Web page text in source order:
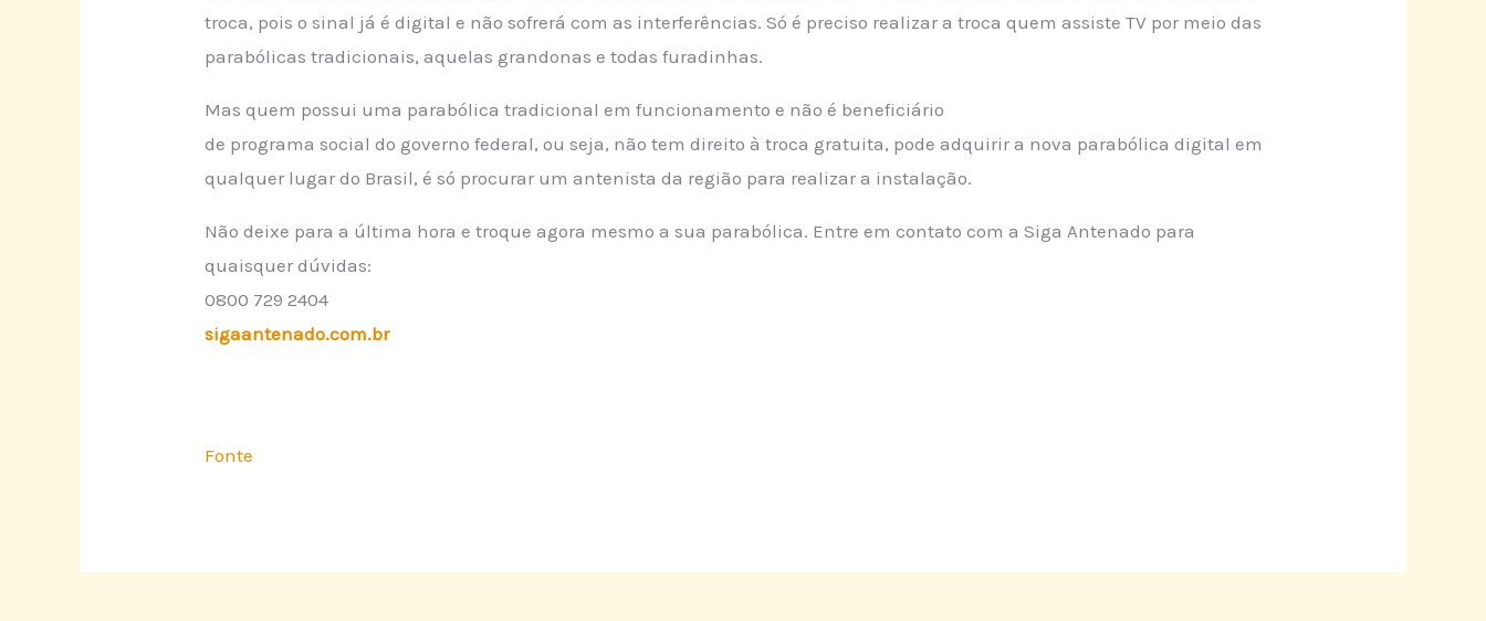
troca, pois o sinal já é digital e não sofrerá com as interferências. Só é preciso realizar a troca quem assiste TV por meio das
parabólicas tradicionais, aquelas grandonas e todas furadinhas.
Mas quem possui uma parabólica tradicional em funcionamento e não é beneficiário
de programa social do governo federal, ou seja, não tem direito à troca gratuita, pode adquirir a nova parabólica digital em
qualquer lugar do Brasil, é só procurar um antenista da região para realizar a instalação.
Não deixe para a última hora e troque agora mesmo a sua parabólica. Entre em contato com a Siga Antenado para
quaisquer dúvidas:
0800 729 2404
sigaantenado.com.br
Fonte